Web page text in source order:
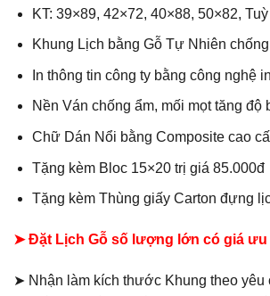
KT: 39×89, 42×72, 40×88, 50×82,
Khung Lịch bằng Gỗ Tự Nhiên
In thông tin công ty bằng công nghệ
Nền Ván chống ẩm, mối mọt tăng độ
Chữ Dán Nổi bằng Composite cao
Tặng kèm Bloc 15×20 trị giá 85.000đ
Tặng kèm Thùng giấy Carton đựng
➤ Đặt Lịch Gỗ số lượng lớn có giá ưu
➤ Nhận làm kích thước Khung theo yêu